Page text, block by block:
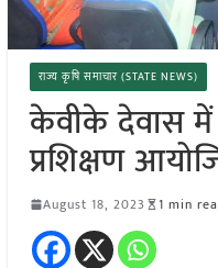
राज्य कृषि समाचार (STATE NEWS)
केवीके देवास में
प्रशिक्षण
August 18, 2023 1 min